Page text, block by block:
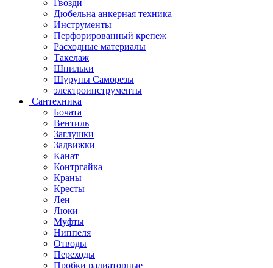
Гвозди
Дюбельна анкерная техника
Инструменты
Перфорированный крепеж
Расходные материалы
Такелаж
Шпильки
Шурупы Саморезы
электроинструменты
Сантехника
Бочата
Вентиль
Заглушки
Задвижки
Канат
Контргайка
Краны
Кресты
Лен
Люки
Муфты
Ниппеля
Отводы
Переходы
Пробки радиаторные